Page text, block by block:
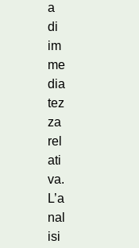
a
di
im
me
dia
tez
za
rel
ati
va.
L’a
nal
isi